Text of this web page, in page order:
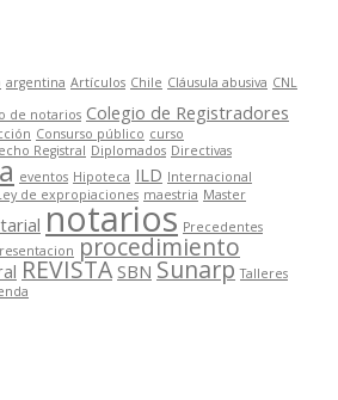
argentina Artículos Chile Cláusula abusiva CNL
de notarios Colegio de Registradores
Consurso público curso
Registral Diplomados Directivas
eventos Hipoteca ILD Internacional
de expropiaciones maestria Master
notarios Precedentes
procedimiento
REVISTA SBN Sunarp Talleres